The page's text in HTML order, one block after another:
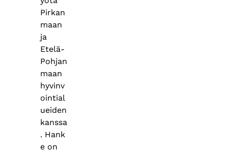
Pirkan
maan
ja
Etelä-
Pohjan
maan
hyvinv
ointial
ueiden
kanssa
. Hank
e on